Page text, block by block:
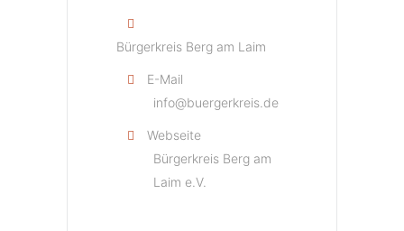
Bürgerkreis Berg am Laim
E-Mail
info@buergerkreis.de
Webseite
Bürgerkreis Berg am
Laim e.V.